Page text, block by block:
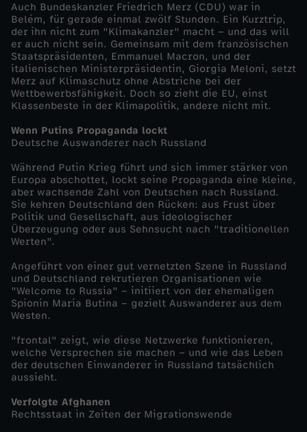
t
a
l
v
o
m
1
1
.
N
o
v
e
Auch Bundeskanzler Friedrich Merz (CDU) war in
Belém, für gerade einmal zwölf Stunden. Ein Kurztrip,
der ihn nicht zum "Klimakanzler" macht – und das will
er auch nicht sein. Gemeinsam mit dem französischen
Staatspräsidenten, Emmanuel Macron, und der
italienischen Ministerpräsidentin, Giorgia Meloni, setzt
Merz auf Klimaschutz ohne Abstriche bei der
Wettbewerbsfähigkeit. Doch so zieht die EU, einst
Klassenbeste in der Klimapolitik, andere nicht mit.
Wenn Putins Propaganda lockt
Deutsche Auswanderer nach Russland
Während Putin Krieg führt und sich immer stärker von
Europa abschottet, lockt seine Propaganda eine kleine,
aber wachsende Zahl von Deutschen nach Russland.
Sie kehren Deutschland den Rücken: aus Frust über
Politik und Gesellschaft, aus ideologischer
Überzeugung oder aus Sehnsucht nach "traditionellen
Werten".
Angeführt von einer gut vernetzten Szene in Russland
und Deutschland rekrutieren Organisationen wie
"Welcome to Russia" – initiiert von der ehemaligen
Spionin Maria Butina – gezielt Auswanderer aus dem
Westen.
"frontal" zeigt, wie diese Netzwerke funktionieren,
welche Versprechen sie machen – und wie das Leben
der deutschen Einwanderer in Russland tatsächlich
aussieht.
Verfolgte Afghanen
Rechtsstaat in Zeiten der Migrationswende